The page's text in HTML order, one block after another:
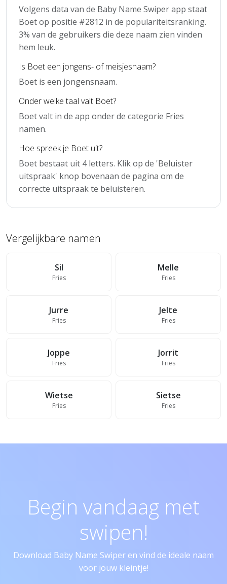
Volgens data van de Baby Name Swiper app staat
Boet op positie #2812 in de populariteitsranking.
3% van de gebruikers die deze naam zien vinden
hem leuk.
Is Boet een jongens- of meisjesnaam?
Boet is een jongensnaam.
Onder welke taal valt Boet?
Boet valt in de app onder de categorie Fries
namen.
Hoe spreek je Boet uit?
Boet bestaat uit 4 letters. Klik op de 'Beluister
uitspraak' knop bovenaan de pagina om de
correcte uitspraak te beluisteren.
Vergelijkbare namen
Sil
Fries
Melle
Fries
Jurre
Fries
Jelte
Fries
Joppe
Fries
Jorrit
Fries
Wietse
Fries
Sietse
Fries
Begin vandaag met
swipen!
Download Baby Name Swiper en vind de ideale naam
voor jouw kleintje!